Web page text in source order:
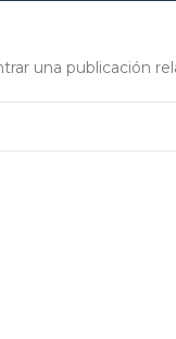
una publicación